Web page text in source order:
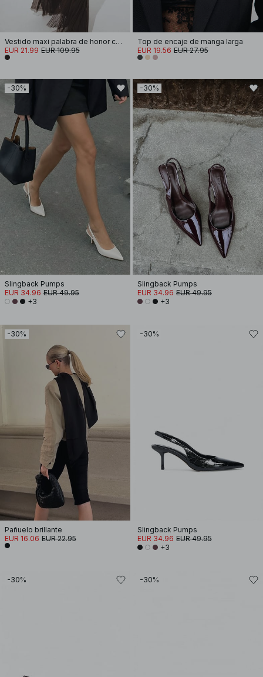
Vestido maxi palabra de honor con lentejuelas
EUR 21.99 EUR 109.95
Top de encaje de manga larga
EUR 19.56 EUR 27.95
-30%
Slingback Pumps
EUR 34.96 EUR 49.95
+3
-30%
Slingback Pumps
EUR 34.96 EUR 49.95
+3
-30%
Pañuelo brillante
EUR 16.06 EUR 22.95
-30%
Slingback Pumps
EUR 34.96 EUR 49.95
+3
-30% -30%